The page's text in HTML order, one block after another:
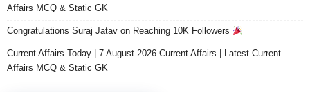
Affairs MCQ & Static GK
Congratulations Suraj Jatav on Reaching 10K Followers
Current Affairs Today | 7 August 2026 Current Affairs | Latest Current
Affairs MCQ & Static GK